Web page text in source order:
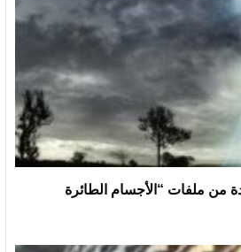
من ملفات “الأجسام الطائرة